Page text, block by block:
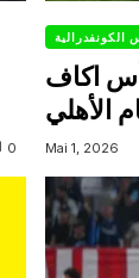
0
الكونفدرالية
اكاف
Mai 1, 2026